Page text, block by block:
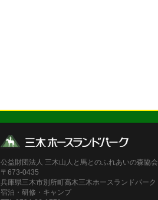
公益財団法人 三木山人と馬とのふれあいの森協会
〒673-0435
兵庫県三木市別所町高木三木ホースランドパーク
宿泊・研修・キャンプ